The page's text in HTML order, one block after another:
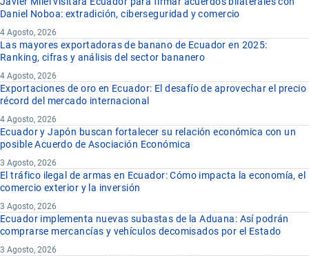
Daniel Noboa: extradición, ciberseguridad y comercio
4 Agosto, 2026
Las mayores exportadoras de banano de Ecuador en 2025:
Ranking, cifras y análisis del sector bananero
4 Agosto, 2026
Exportaciones de oro en Ecuador: El desafío de aprovechar el precio
récord del mercado internacional
4 Agosto, 2026
Ecuador y Japón buscan fortalecer su relación económica con un
posible Acuerdo de Asociación Económica
3 Agosto, 2026
El tráfico ilegal de armas en Ecuador: Cómo impacta la economía, el
comercio exterior y la inversión
3 Agosto, 2026
Ecuador implementa nuevas subastas de la Aduana: Así podrán
comprarse mercancías y vehículos decomisados por el Estado
3 Agosto, 2026